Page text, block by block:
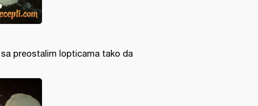
preostalim lopticama tako da